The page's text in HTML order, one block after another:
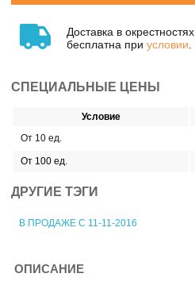
Доставка в окрестностях
бесплатна при условии
СПЕЦИАЛЬНЫЕ ЦЕНЫ
Условие
От 10 ед.
От 100 ед.
ДРУГИЕ ТЭГИ
В ПРОДАЖЕ С 11-11-2016
ОПИСАНИЕ